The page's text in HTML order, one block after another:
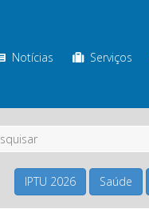
Notícias Serviços
IPTU 2026 Saúde